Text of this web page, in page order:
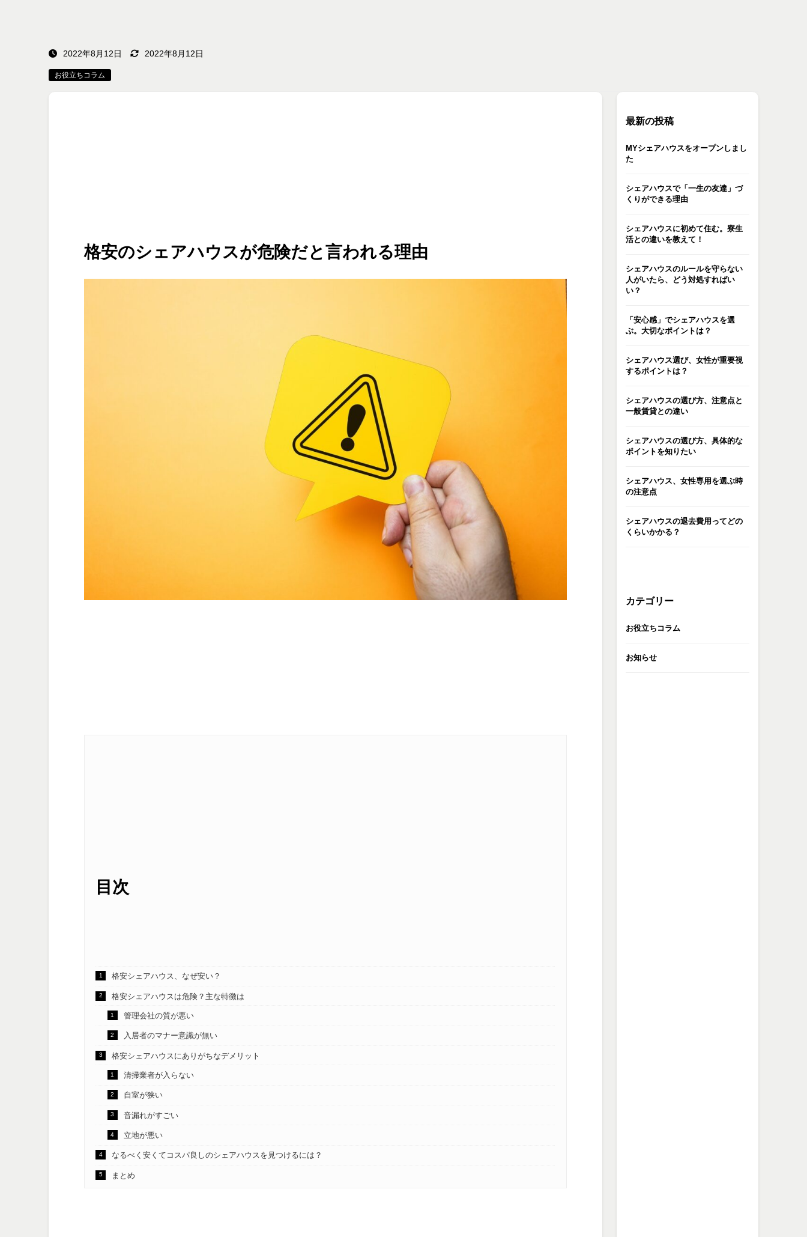
2022年8月12日 2022年8月12日
お役立ちコラム
格安のシェアハウスが危険だと言われる理由
目次
格安シェアハウス、なぜ安い？
格安シェアハウスは危険？主な特徴は
管理会社の質が悪い
入居者のマナー意識が無い
格安シェアハウスにありがちなデメリット
清掃業者が入らない
自室が狭い
音漏れがすごい
立地が悪い
なるべく安くてコスパ良しのシェアハウスを見つけるには？
まとめ
最新の投稿
MYシェアハウスをオープンしまし
た
シェアハウスで「一生の友達」づ
くりができる理由
シェアハウスに初めて住む。寮生
活との違いを教えて！
シェアハウスのルールを守らない
人がいたら、どう対処すればい
い？
「安心感」でシェアハウスを選
ぶ。大切なポイントは？
シェアハウス選び、女性が重要視
するポイントは？
シェアハウスの選び方、注意点と
一般賃貸との違い
シェアハウスの選び方、具体的な
ポイントを知りたい
シェアハウス、女性専用を選ぶ時
の注意点
シェアハウスの退去費用ってどの
くらいかかる？
カテゴリー
お役立ちコラム
お知らせ